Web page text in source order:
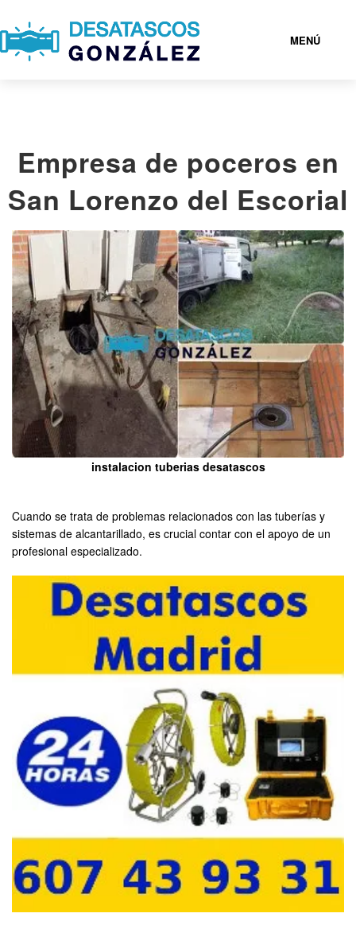
MENÚ
SERVICIOS
POBLACIONES
CONTACTAR
Empresa de poceros en
San Lorenzo del Escorial
instalacion tuberias desatascos
Cuando se trata de problemas relacionados con las tuberías y
sistemas de alcantarillado, es crucial contar con el apoyo de un
profesional especializado.